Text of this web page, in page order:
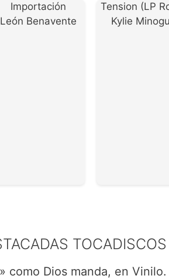
Importación
León Benavente
Tension (LP
Kylie
TOCADISCOS
como Dios manda, en Vinilo.